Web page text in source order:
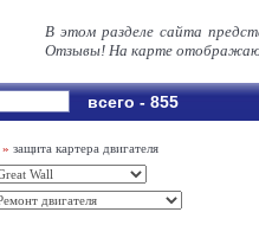
В этом разделе сайта
Отзывы! На карте
всего - 855
» защита картера двигателя